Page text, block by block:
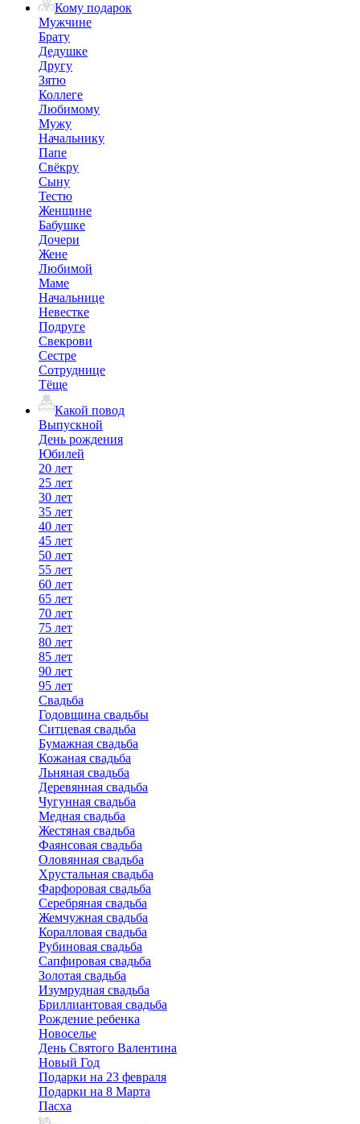
Кому подарок
Мужчине
Брату
Дедушке
Другу
Зятю
Коллеге
Любимому
Мужу
Начальнику
Папе
Свёкру
Сыну
Тестю
Женщине
Бабушке
Дочери
Жене
Любимой
Маме
Начальнице
Невестке
Подруге
Свекрови
Сестре
Сотруднице
Тёще
Какой повод
Выпускной
День рождения
Юбилей
20 лет
25 лет
30 лет
35 лет
40 лет
45 лет
50 лет
55 лет
60 лет
65 лет
70 лет
75 лет
80 лет
85 лет
90 лет
95 лет
Свадьба
Годовщина свадьбы
Ситцевая свадьба
Бумажная свадьба
Кожаная свадьба
Льняная свадьба
Деревянная свадьба
Чугунная свадьба
Медная свадьба
Жестяная свадьба
Фаянсовая свадьба
Оловянная свадьба
Хрустальная свадьба
Фарфоровая свадьба
Серебряная свадьба
Жемчужная свадьба
Коралловая свадьба
Рубиновая свадьба
Сапфировая свадьба
Золотая свадьба
Изумрудная свадьба
Бриллиантовая свадьба
Рождение ребенка
Новоселье
День Святого Валентина
Новый Год
Подарки на 23 февраля
Подарки на 8 Марта
Пасха